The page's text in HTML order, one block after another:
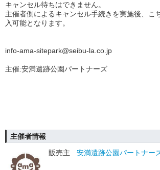
キャンセル待ちはできません。
主催者側によるキャンセル手続きを実施後、こ
入可能となります。
info-ama-sitepark@seibu-la.co.jp
主催:安満遺跡公園パートナーズ
主催者情報
販売主
安満遺跡公園パートナー